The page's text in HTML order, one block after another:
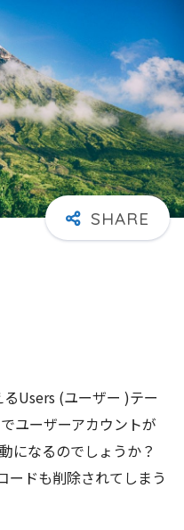
Users (ユーザー )テー
ユーザーアカウントが
になるのでしょうか？
ードも削除されてしまう